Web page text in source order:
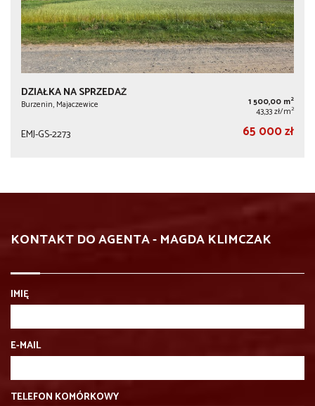
DZIAŁKA NA SPRZEDAŻ
Burzenin, Majaczewice 1 500,00 m2
43,33 zł/m2
EMJ-GS-2273 65 000 zł
KONTAKT DO AGENTA - MAGDA KLIMCZAK
IMIĘ
E-MAIL
TELEFON KOMÓRKOWY